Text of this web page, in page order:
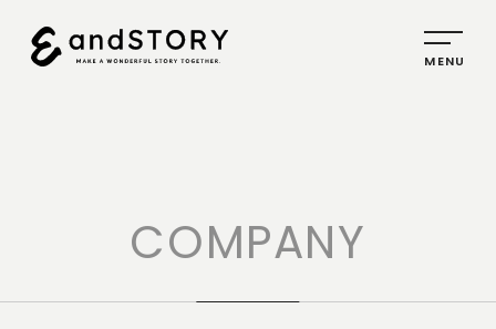
SERVICE
PLANNING
CREATIVE
COMPANY